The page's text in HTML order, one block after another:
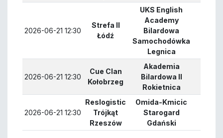
2026-06-21 12:30
Strefa II
Łódź
UKS English
Academy
Bilardowa
Samochodówka
Legnica
2026-06-21 12:30
Cue Clan
Kołobrzeg
Akademia
Bilardowa II
Rokietnica
2026-06-21 12:30
Reslogistic
Trójkąt
Rzeszów
Omida-Kmicic
Starogard
Gdański